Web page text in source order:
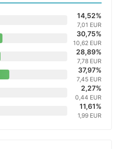
14,52%
7,01 EUR
30,75%
10,62 EUR
28,89%
7,78 EUR
37,97%
7,45 EUR
2,27%
0,44 EUR
11,61%
1,99 EUR